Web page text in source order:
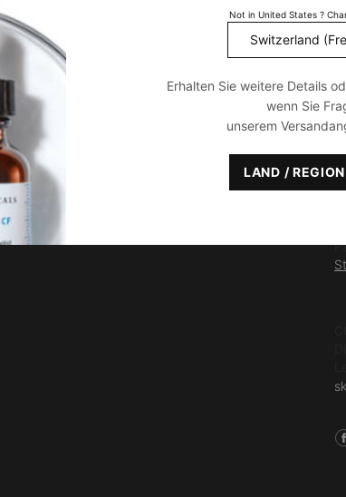
Not in United States ?
Erhalten Sie weitere Details
wenn Sie
unserem
LAND /